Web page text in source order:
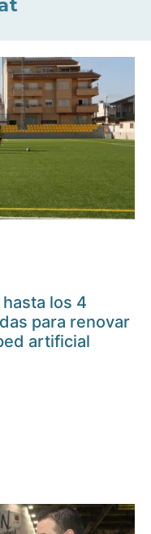
los 4
para renovar
artificial